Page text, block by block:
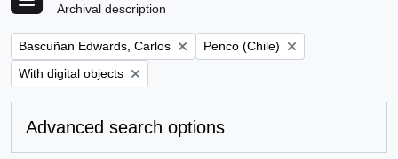
Archival description
Remove filter:
Bascuñan Edwards, Carlos Remove filter:
Penco (Chile)
Remove filter:
With digital objects
Advanced search options